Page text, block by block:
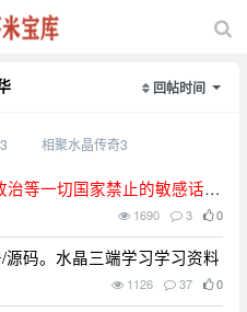
回帖时间
相聚水晶传奇3
等一切国家禁止的敏感话
1690 3 0
码。水晶三端学习学习资料
1126 37 0